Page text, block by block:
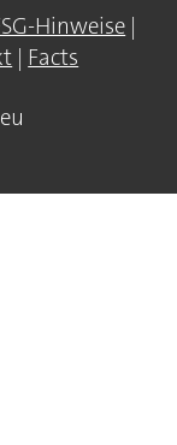
Hinweise |
| Facts